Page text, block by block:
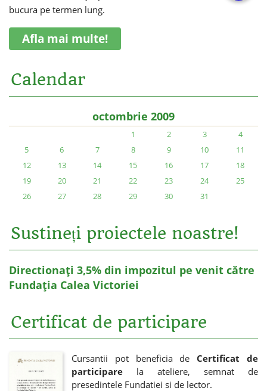
bucura pe termen lung.
Afla mai multe!
Calendar
octombrie 2009
1 2 3
4
5
6 7 8 9 10
11
12
13 14 15 16 17
18
19
20 21 22 23 24
25
26
27 28 29 30 31
Sustineți proiectele noastre!
Directionați 3,5% din impozitul pe venit către
Fundația Calea Victoriei
Certificat de participare
Cursantii pot beneficia de Certificat de
participare la ateliere, semnat de
presedintele Fundatiei si de lector.